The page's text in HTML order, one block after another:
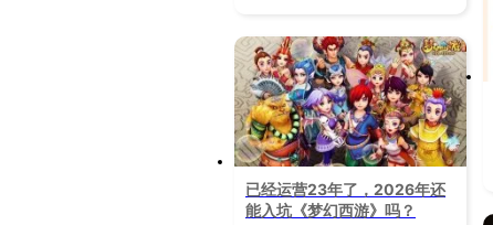
已经运营23年了，2026年还
能入坑《梦幻西游》吗？